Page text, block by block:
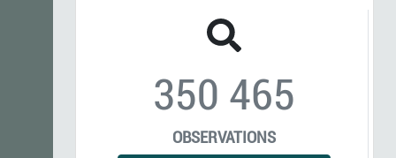
350 465
OBSERVATIONS